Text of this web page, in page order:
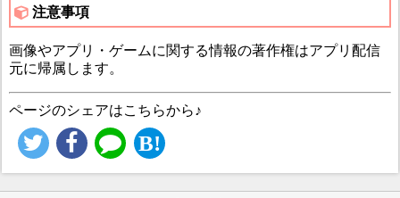
注意事項
画像やアプリ・ゲームに関する情報の著作権はアプリ配信
元に帰属します。
ページのシェアはこちらから♪